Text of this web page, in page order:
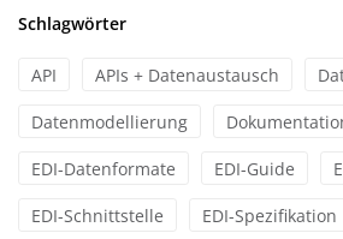
Schlagwörter
API APIs + Datenaustausch
Datenmodellierung
EDI-Datenformate EDI-Guide
EDI-Schnittstelle EDI-Spezifikation